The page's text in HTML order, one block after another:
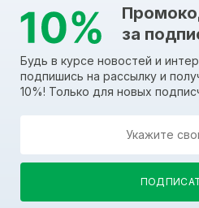
за
Будь в курсе новостей и
подпишись на рассылку и
10%! Только для новых